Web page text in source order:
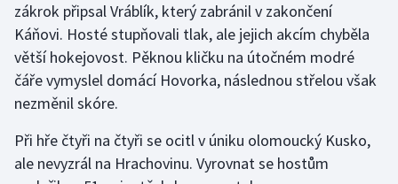
Rychlobruslení
Rychlostní kanoistika
Short track
Sportovní střelba
zákrok připsal Vráblík, který zabránil v zakončení
Káňovi. Hosté stupňovali tlak, ale jejich akcím chyběla
větší hokejovost. Pěknou kličku na útočném modré
čáře vymyslel domácí Hovorka, následnou střelou však
nezměnil skóre.
Při hře čtyři na čtyři se ocitl v úniku olomoucký Kusko,
ale nevyzrál na Hrachovinu. Vyrovnat se hostům